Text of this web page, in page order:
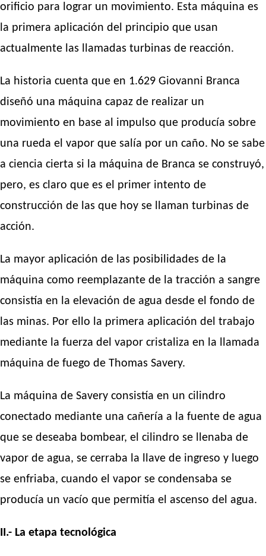
orificio para lograr un movimiento. Esta máquina es
la primera aplicación del principio que usan
actualmente las llamadas turbinas de reacción.
La historia cuenta que en 1.629 Giovanni Branca
diseñó una máquina capaz de realizar un
movimiento en base al impulso que producía sobre
una rueda el vapor que salía por un caño. No se sabe
a ciencia cierta si la máquina de Branca se construyó,
pero, es claro que es el primer intento de
construcción de las que hoy se llaman turbinas de
acción.
La mayor aplicación de las posibilidades de la
máquina como reemplazante de la tracción a sangre
consistía en la elevación de agua desde el fondo de
las minas. Por ello la primera aplicación del trabajo
mediante la fuerza del vapor cristaliza en la llamada
máquina de fuego de Thomas Savery.
La máquina de Savery consistía en un cilindro
conectado mediante una cañería a la fuente de agua
que se deseaba bombear, el cilindro se llenaba de
vapor de agua, se cerraba la llave de ingreso y luego
se enfriaba, cuando el vapor se condensaba se
producía un vacío que permitía el ascenso del agua.
II.- La etapa tecnológica